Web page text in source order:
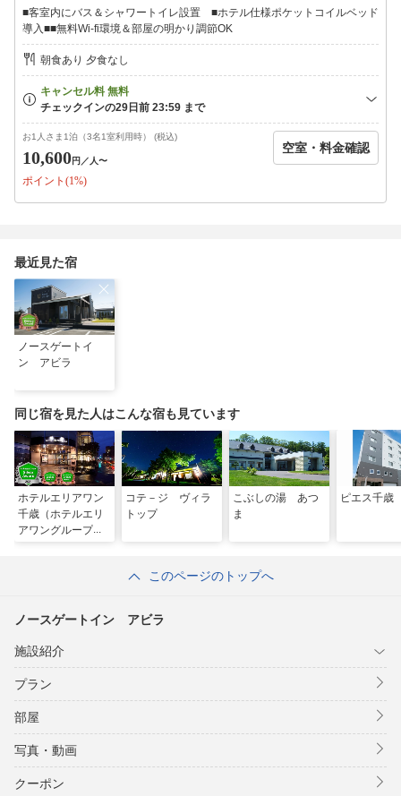
■客室内にバス＆シャワートイレ設置 ■ホテル仕様ポケットコイルベッド
導入■■無料Wi-fi環境＆部屋の明かり調節OK
朝食あり 夕食なし
お1人さま1泊（3名1室利用時） (税込)
10,600円 ／人〜
ポイント(1%)
空室・料金確認
最近見た宿
ノースゲートイ
ン アビラ
同じ宿を見た人はこんな宿も見ています
ホテルエリアワン
千歳（ホテルエリ
アワングループ）
コテ－ジ ヴィラ
トップ
こぶしの湯 あつ
ま
ピエス千
このページのトップへ
ノースゲートイン アビラ
施設紹介
プラン
部屋
写真・動画
クーポン